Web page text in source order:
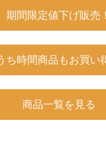
期間限定値下げ販売！
ち時間商品もお買い
商品一覧を見る